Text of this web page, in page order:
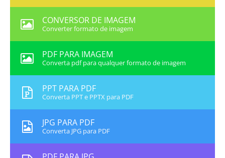
CONVERSOR DE IMAGEM
Converter formato de imagem
PDF PARA IMAGEM
Converta pdf para qualquer formato de imagem
PPT PARA PDF
Converta PPT e PPTX para PDF
JPG PARA PDF
Converta JPG para PDF